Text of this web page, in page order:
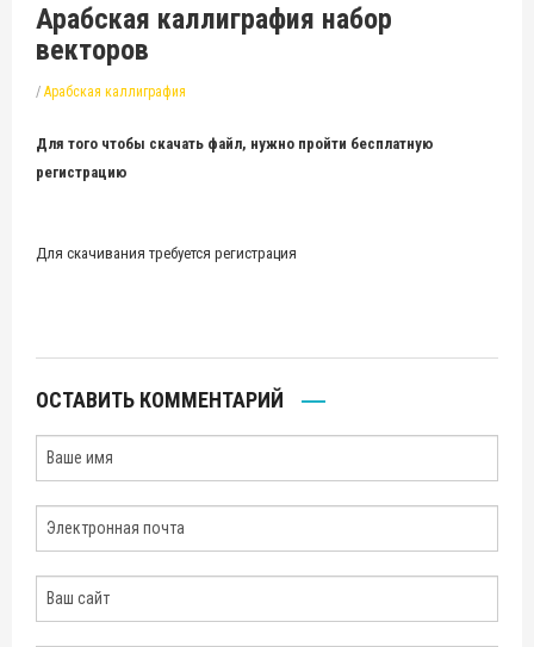
Арабская каллиграфия набор
векторов
/ Арабская каллиграфия
Для того чтобы скачать файл, нужно пройти бесплатную
регистрацию
Для скачивания требуется регистрация
ОСТАВИТЬ КОММЕНТАРИЙ